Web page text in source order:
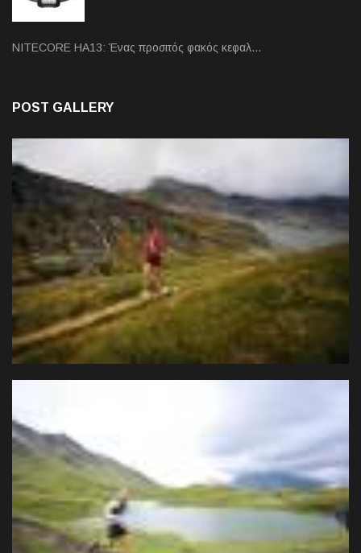
NITECORE HA13: Ένας προσιτός φακός κεφαλ…
POST GALLERY